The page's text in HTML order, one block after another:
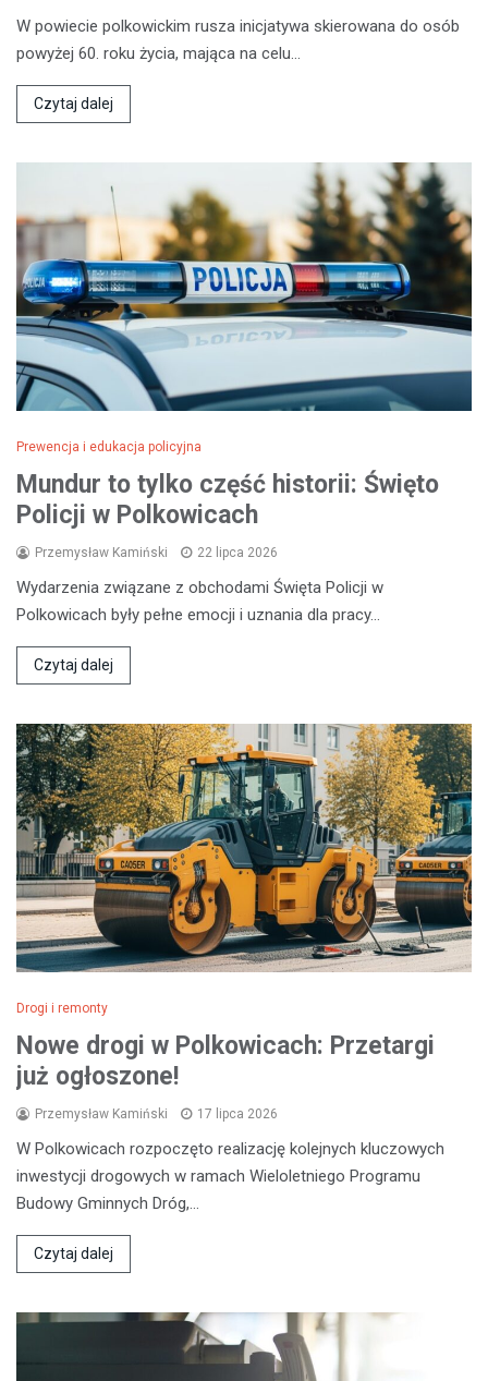
W powiecie polkowickim rusza inicjatywa skierowana do osób
powyżej 60. roku życia, mająca na celu…
Czytaj dalej
Prewencja i edukacja policyjna
Mundur to tylko część historii: Święto
Policji w Polkowicach
Przemysław Kamiński 22 lipca 2026
Wydarzenia związane z obchodami Święta Policji w
Polkowicach były pełne emocji i uznania dla pracy…
Czytaj dalej
Drogi i remonty
Nowe drogi w Polkowicach: Przetargi
już ogłoszone!
Przemysław Kamiński 17 lipca 2026
W Polkowicach rozpoczęto realizację kolejnych kluczowych
inwestycji drogowych w ramach Wieloletniego Programu
Budowy Gminnych Dróg,…
Czytaj dalej